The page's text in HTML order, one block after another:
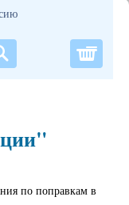
по поправкам в